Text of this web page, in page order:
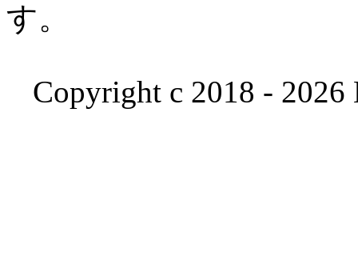
す。
Copyright c 2018 -